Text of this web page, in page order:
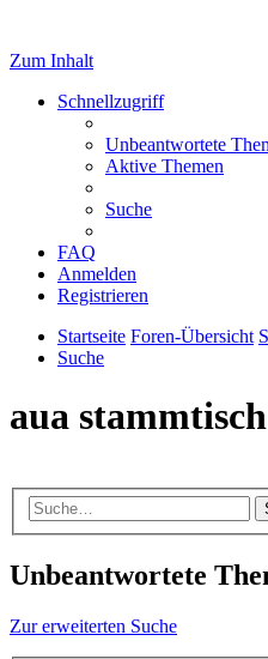
Zum Inhalt
Schnellzugriff
Unbeantwortete
Aktive Themen
Suche
FAQ
Anmelden
Registrieren
Startseite Foren-Übersicht
Suche
aua stammtisch
Unbeantwortete
Zur erweiterten Suche